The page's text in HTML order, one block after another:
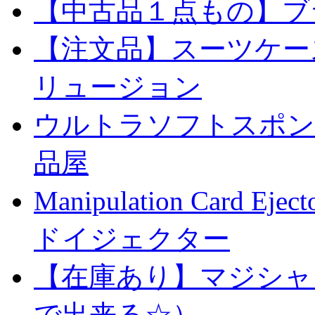
【中古品１点もの】
【注文品】スーツケ
リュージョン
ウルトラソフトスポ
品屋
Manipulation Card
ドイジェクター
【在庫あり】マジシ